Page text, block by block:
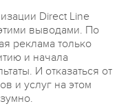
Direct Line
выводами. По
реклама только
и начала
И отказаться от
и услуг на этом